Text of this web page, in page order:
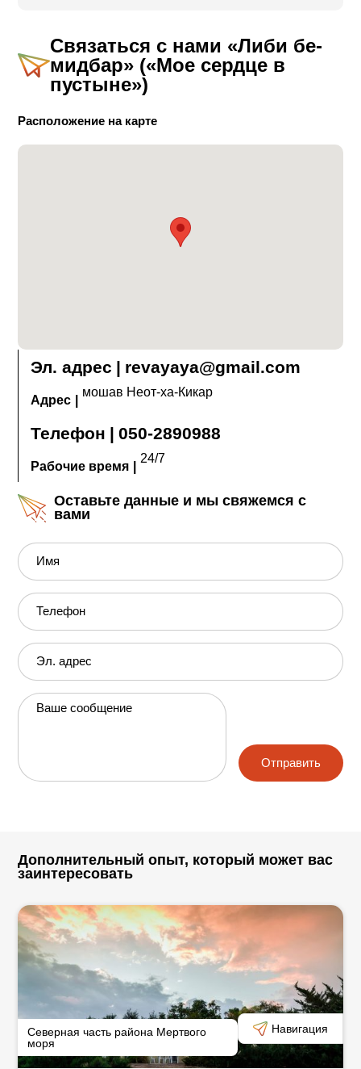
Минимальный заказ ‒ 2 ночи.
Связаться с нами «Либи бе-
мидбар» («Мое сердце в
пустыне»)
Расположение на карте
Эл. адрес | revayaya@gmail.com
Адрес
мошав Неот-ха-Кикар
Телефон | 050-2890988
Рабочие время
24/7
Оставьте данные и мы свяжемся с
вами
Имя
Телефон
Эл. адрес
Ваше сообщение
Отправить
Дополнительный опыт, который может вас
заинтересовать
Северная часть района Мертвого
моря
Навигация